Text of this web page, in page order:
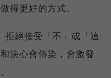
得更好的方式。
拒絕接受「不」或「這
決心會傳染，會激發